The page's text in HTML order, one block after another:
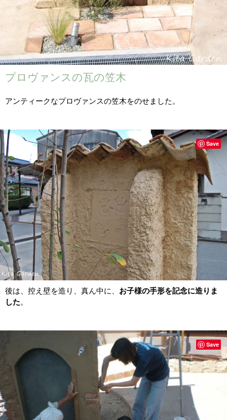
プロヴァンスの瓦の笠木
アンティークなプロヴァンスの笠木をのせました。
後は、控え壁を造り、真ん中に、 お子様の手形を記念に造りま
した。
Save
Save